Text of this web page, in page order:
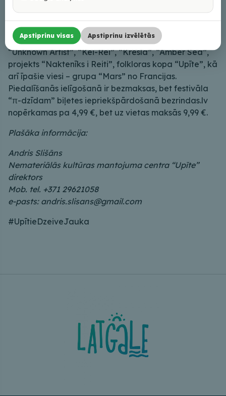
dārzā aicina folkloras kopa “Upīte” un viņu draugi.
Vakara turpinājumā no plkst. 22.00 Upītes stadionā
sāksies festivāls “π-dzīdam”, kurā šogad uzstāsies
Katrīna Karele un Liene Skrebinska, grupas
“Unknown Artist”, “Kei-Rei”, “Krēsla”, “Amber Sea”,
projekts “Naktenīks i Reiti”, folkloras kopa “Upīte”, kā
arī īpašie viesi – grupa “Mars” no Francijas.
Piedalīšanās ielīgošanā ir bezmaksas, bet festivāla
“π-dzīdam” biļetes iepriekšpārdošanā bezrindas.lv
nopērkamas pa 4,99 €, bet uz vietas maksās 9,99 €.
Plašāka informācija:
Andris Slišāns
Nemateriālās kultūras mantojuma centra “Upīte”
direktors
Mob. tel. +371 29621058
e-pasts: andris.slisans@gmail.com
#UpītieDzeiveJauka
Apstiprinu visas Apstiprinu izvēlētās